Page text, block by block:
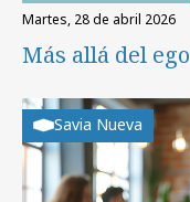
martes, 28 de abril 2026
Más allá del ego
Savia Nueva